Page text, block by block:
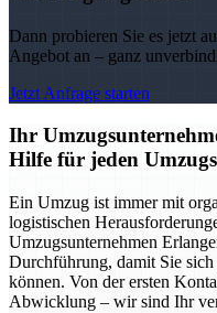
Dann probieren Sie es jetzt
Angebot an – ganz
Jetzt Anfrage starten
Ihr
Hilfe für jeden
Ein Umzug ist immer mit
logistischen
Umzugsunternehmen
Durchführung, damit Sie
können. Von der ersten
Abwicklung – wir sind Ihr